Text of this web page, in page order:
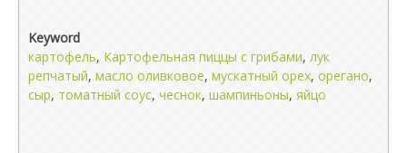
Keyword
картофель, Картофельная пиццы с грибами, лук
репчатый, масло оливковое, мускатный орех, орегано,
сыр, томатный соус, чеснок, шампиньоны, яйцо